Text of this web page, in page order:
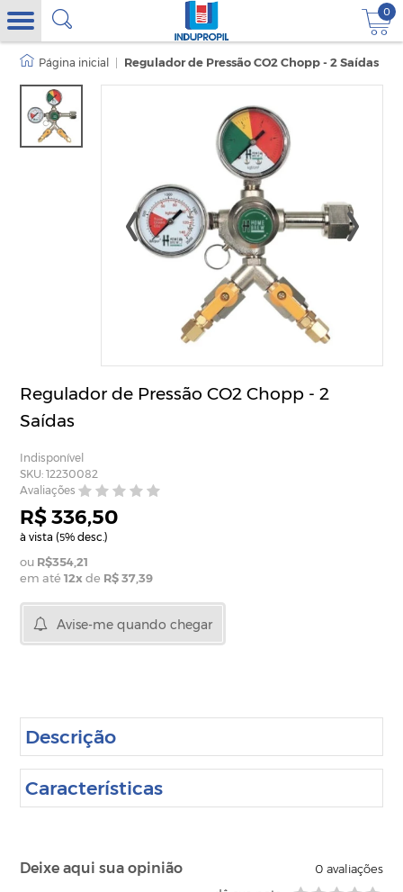
0
Regulador de Pressão CO2 Chopp - 2 Saídas
Regulador de Pressão CO2 Chopp - 2
Saídas
Indisponível
SKU: 12230082
Avaliações
R$ 336,50
à vista (5% desc.)
R$354,21
em até12x de R$ 37,39
Avise-me quando chegar
Descrição
Características
Deixe aqui sua opinião 0avaliações